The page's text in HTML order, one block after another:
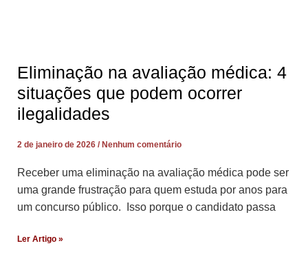
Eliminação na avaliação médica: 4
situações que podem ocorrer
ilegalidades
2 de janeiro de 2026 Nenhum comentário
Receber uma eliminação na avaliação médica pode ser
uma grande frustração para quem estuda por anos para
um concurso público. Isso porque o candidato passa
Ler Artigo »